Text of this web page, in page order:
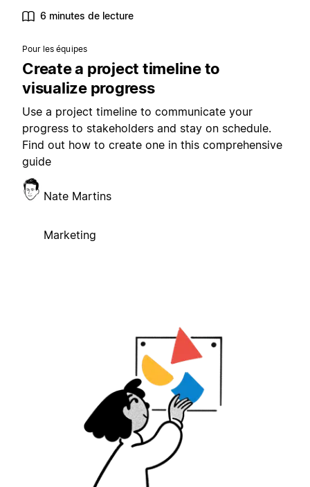
6 minutes de lecture
Pour les équipes
Create a project timeline to
visualize progress
Use a project timeline to communicate your
progress to stakeholders and stay on schedule.
Find out how to create one in this comprehensive
guide
Nate Martins
Marketing